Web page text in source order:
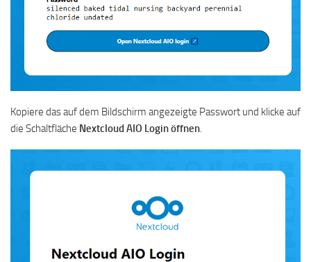
Kopiere das auf dem Bildschirm angezeigte Passwort und klicke auf
die Schaltfläche Nextcloud AIO Login öffnen.